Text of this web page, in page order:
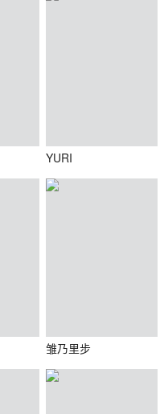
YURI
雏乃里步